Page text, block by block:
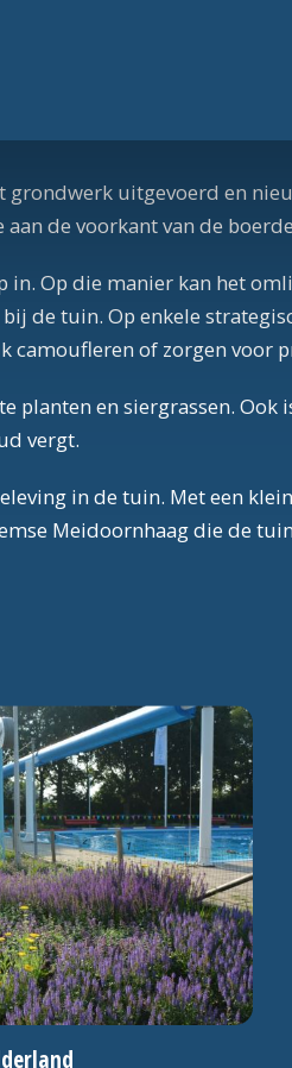
uitgevoerd en
de voorkant van de
Op die manier kan het
de tuin. Op enkele
camoufleren of zorgen voor
en siergrassen.
vergt.
in de tuin. Met een
Meidoornhaag die de